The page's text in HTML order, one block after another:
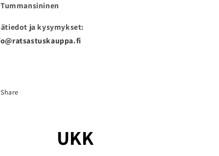
Tummansininen
ja kysymykset:
Share
UKK